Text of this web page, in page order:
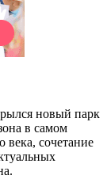
новый парк
в самом
века, сочетание